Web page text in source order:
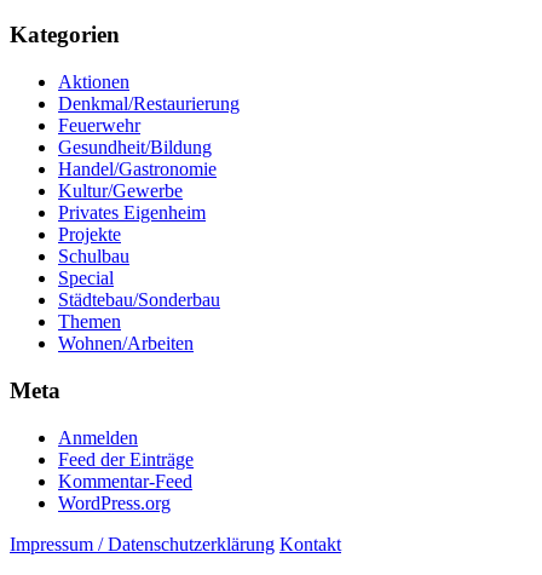
Kategorien
Aktionen
Denkmal/Restaurierung
Feuerwehr
Gesundheit/Bildung
Handel/Gastronomie
Kultur/Gewerbe
Privates Eigenheim
Projekte
Schulbau
Special
Städtebau/Sonderbau
Themen
Wohnen/Arbeiten
Meta
Anmelden
Feed der Einträge
Kommentar-Feed
WordPress.org
Impressum / Datenschutzerklärung Kontakt